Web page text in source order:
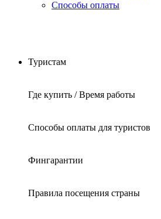
Способы оплаты
Туристам
Где купить / Время работы
Способы оплаты для туристов
Фингарантии
Правила посещения страны